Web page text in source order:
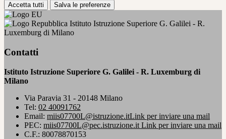
Accetta tutti Salva le preferenze
Istituto Istruzione Superiore G. Galilei - R.
Luxemburg di Milano
Contatti
Istituto Istruzione Superiore G. Galilei - R. Luxemburg di
Milano
Via Paravia 31 - 20148 Milano
Tel: 02 40091762
Email: miis07700L@istruzione.itLink per inviare una mail
PEC: miis07700L@pec.istruzione.it Link per inviare una mail
C.F.: 80078870153